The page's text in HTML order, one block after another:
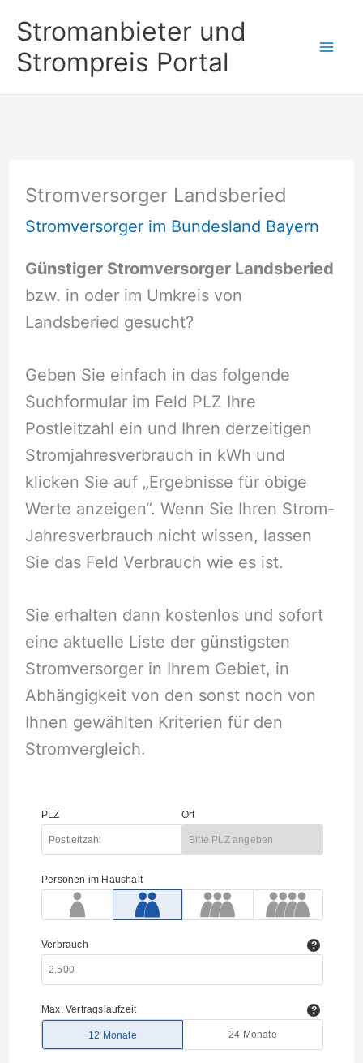
Inhalt
springen
Stromanbieter und
Strompreis Portal
Stromversorger Landsberied
Stromversorger im Bundesland Bayern
Günstiger Stromversorger Landsberied
bzw. in oder im Umkreis von
Landsberied gesucht?
Geben Sie einfach in das folgende
Suchformular im Feld PLZ Ihre
Postleitzahl ein und Ihren derzeitigen
Stromjahresverbrauch in kWh und
klicken Sie auf „Ergebnisse für obige
Werte anzeigen“. Wenn Sie Ihren Strom-
Jahresverbrauch nicht wissen, lassen
Sie das Feld Verbrauch wie es ist.
Sie erhalten dann kostenlos und sofort
eine aktuelle Liste der günstigsten
Stromversorger in Ihrem Gebiet, in
Abhängigkeit von den sonst noch von
Ihnen gewählten Kriterien für den
Stromvergleich.